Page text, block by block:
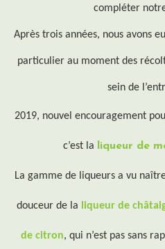
compléter
Après trois années, nous avons
particulier au moment des
sein de
2019, nouvel encouragement
c’est la liqueur de
La gamme de liqueurs a vu
douceur de la liqueur de
de citron, qui n’est pas sans